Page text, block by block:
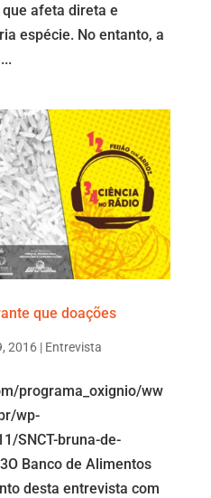
afeta direta e
espécie. No entanto, a
que doações
2016| Entrevista
programa_oxignio/ww
wp-
SNCT-bruna-de-
Banco de Alimentos
desta entrevista com